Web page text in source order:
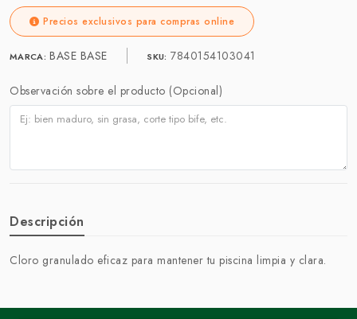
Precios exclusivos para compras online
MARCA: BASE BASE SKU: 7840154103041
Observación sobre el producto (Opcional)
Descripción
Cloro granulado eficaz para mantener tu piscina limpia y clara.